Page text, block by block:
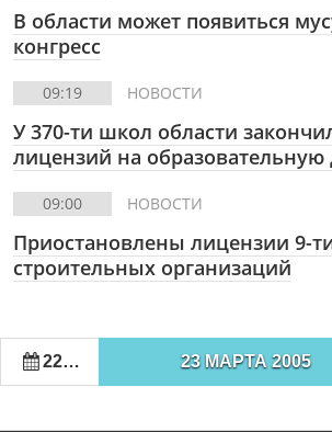
В области может появиться
конгресс
09:19 НОВОСТИ
У 370-ти школ области
лицензий на образовательную
09:00 НОВОСТИ
Приостановлены лицензии 9-
строительных организаций
22 МАРТА 2005 23 МАРТА 2005